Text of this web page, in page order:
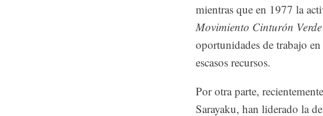
mientras que en 1977 la
Movimiento Cinturón Verde
oportunidades de trabajo
escasos recursos.
Por otra parte,
Sarayaku, han liderado la